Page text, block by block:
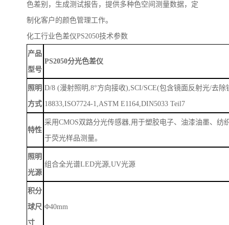
色差别，生成测试报告，提供多种色空间测量数据，定
制化客户的颜色管理工作。
化工行业色差仪PS2050技术参数
产品
型号
PS2050分光色差仪
照明
方式
D/8 (漫射照明,8°方向接收),SCI/SCE(包含镜面反射光/去
18833,ISO7724-1,ASTM E1164,DIN5033 Teil7
特性
采用CMOS双路分光传感器,用于塑胶电子、油漆油墨、
于荧光样品测量。
照明
光源
组合全光谱LED光源,UV光源
积分
球尺
寸
Φ40mm